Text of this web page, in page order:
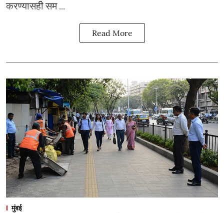
करण्यासही सम ...
Read More
मुंबई